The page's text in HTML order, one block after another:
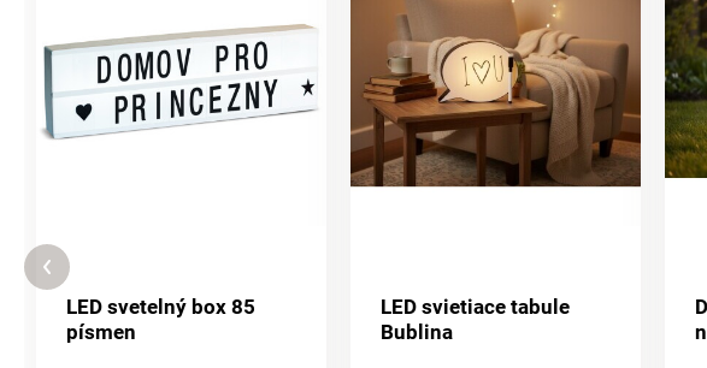
LED svetelný box 85
písmen
LED svietiace tabule
Bublina